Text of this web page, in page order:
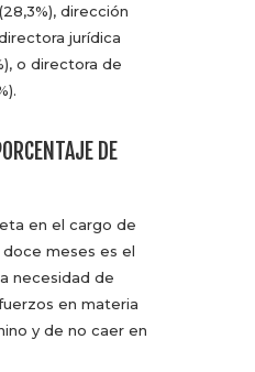
dirección
jurídica
o directora de
DE
en el cargo de
doce meses es el
necesidad de
en materia
y de no caer en